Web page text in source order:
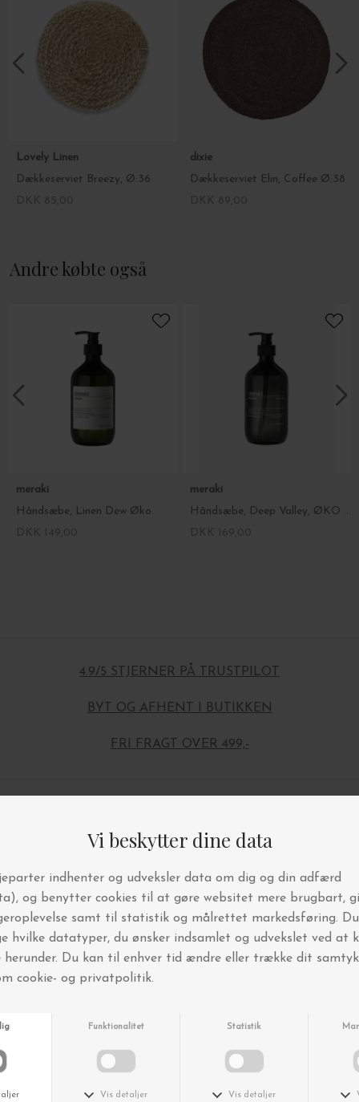
Lovely Linen
Dækkeserviet Breezy, Ø:36
dixie
Dækkeserviet Elin, Coffee Ø:38
Andre købte også
meraki
Håndsæbe, Linen Dew Øko.
meraki
Håndsæbe, Deep Valley, ØKO 490 ml.
4.9/5 STJERNER PÅ TRUSTPILOT
BYT OG AFHENT I BUTIKKEN
FRI FRAGT OVER 499,-
Andre købte også